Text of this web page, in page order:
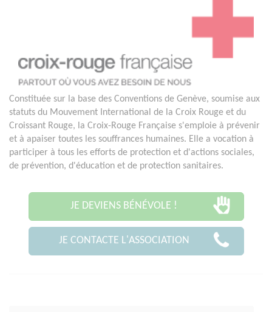
Constituée sur la base des Conventions de Genève, soumise aux
statuts du Mouvement International de la Croix Rouge et du
Croissant Rouge, la Croix-Rouge Française s'emploie à prévenir
et à apaiser toutes les souffrances humaines. Elle a vocation à
participer à tous les efforts de protection et d'actions sociales,
de prévention, d'éducation et de protection sanitaires.
JE DEVIENS BÉNÉVOLE !
JE CONTACTE L'ASSOCIATION